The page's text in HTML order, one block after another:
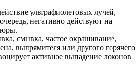
ультрафиолетовых лучей,
негативно действуют на
смывка, частое окрашивание,
выпрямителя или другого горячего
активное выпадение локонов